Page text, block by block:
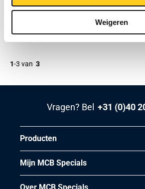
Weigeren
2500-0086
1-3 van 3
Vragen? Bel +31 (0)40
Producten
Mijn MCB Specials